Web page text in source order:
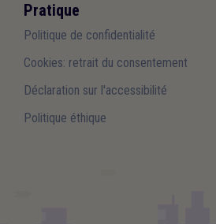
Pratique
Politique de confidentialité
Cookies: retrait du consentement
Déclaration sur l'accessibilité
Politique éthique